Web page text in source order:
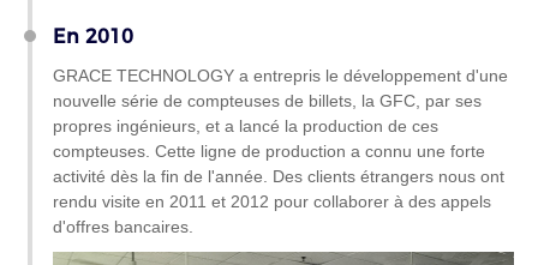
En 2010
GRACE TECHNOLOGY a entrepris le développement d'une
nouvelle série de compteuses de billets, la GFC, par ses
propres ingénieurs, et a lancé la production de ces
compteuses. Cette ligne de production a connu une forte
activité dès la fin de l'année. Des clients étrangers nous ont
rendu visite en 2011 et 2012 pour collaborer à des appels
d'offres bancaires.